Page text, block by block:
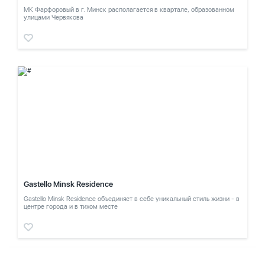
МК Фарфоровый в г. Минск располагается в квартале, образованном
улицами Червякова
Gastello Minsk Residence
Gastello Minsk Residence объединяет в себе уникальный стиль жизни - в
центре города и в тихом месте